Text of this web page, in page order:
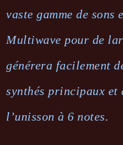
vaste gamme de
Multiwave pour de
générera facilement
synthés principaux et
l’unisson à 6 notes.